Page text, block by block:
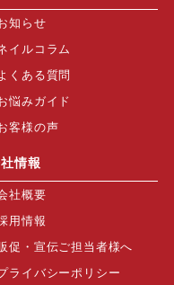
知らせ
イルコラム
くある質問
悩みガイド
客様の声
情報
社概要
用情報
促・宣伝ご担当者様へ
ライバシーポリシー